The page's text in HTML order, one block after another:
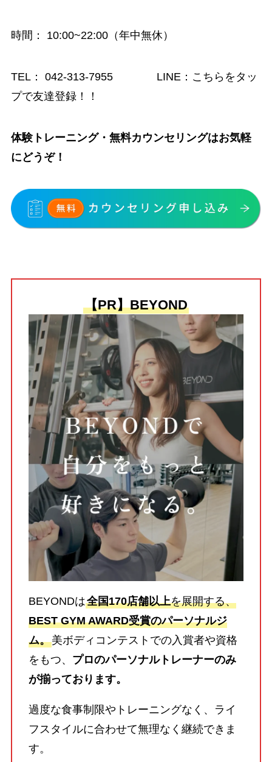
時間 ： 10:00~22:00（年中無休）
TEL： 042-313-7955LINE： こちらをタッ
プで友達登録！！
体験トレーニング・無料カウンセリングはお気軽
にどうぞ！
【PR】BEYOND
BEYONDは全国170店舗以上を展開する、
BEST GYM AWARD受賞のパーソナルジ
ム。美ボディコンテストでの入賞者や資格
をもつ、 プロのパーソナルトレーナーのみ
が揃っております。
過度な食事制限やトレーニングなく、ライ
フスタイルに合わせて無理なく継続できま
す。